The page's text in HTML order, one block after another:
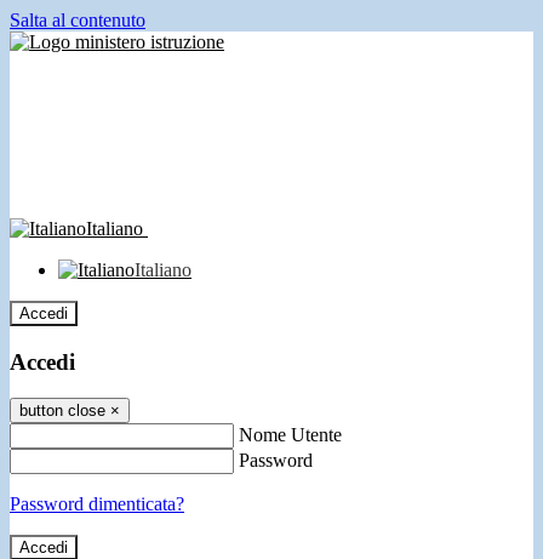
Salta al contenuto
Italiano
Italiano
Accedi
Accedi
button close ×
Nome Utente
Password
Password dimenticata?